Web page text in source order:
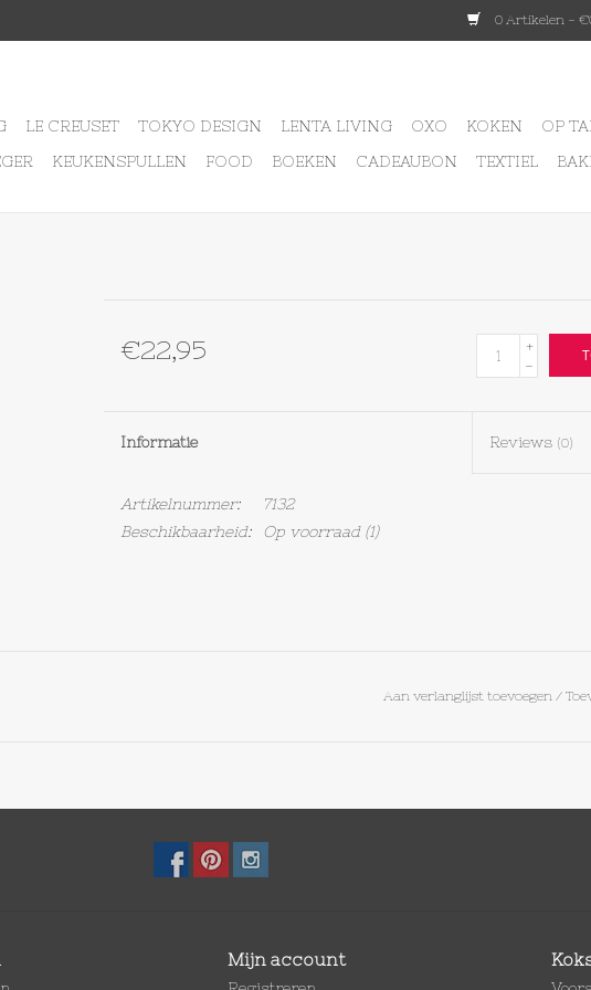
0 Artikelen -
LE CREUSET TOKYO DESIGN LENTA LIVING OXO KOKEN OP
KEUKENSPULLEN FOOD BOEKEN CADEAUBON TEXTIEL
€22,95
+
-
Informatie Reviews (0)
Artikelnummer:
7132
Beschikbaarheid:
Op voorraad(1)
Aan verlanglijst toevoegen/
Mijn account